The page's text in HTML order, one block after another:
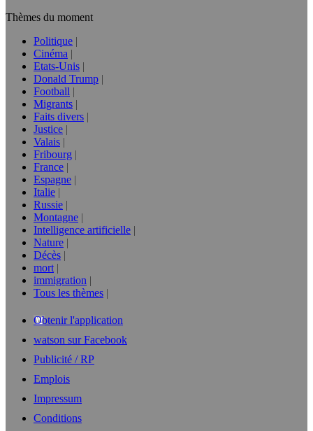
Thèmes du moment
Politique
Cinéma
Etats-Unis
Donald Trump
Football
Migrants
Faits divers
Justice
Valais
Fribourg
France
Espagne
Italie
Russie
Montagne
Intelligence artificielle
Nature
Décès
mort
immigration
Tous les thèmes
Obtenir l'application
watson sur Facebook
Publicité / RP
Emplois
Impressum
Conditions